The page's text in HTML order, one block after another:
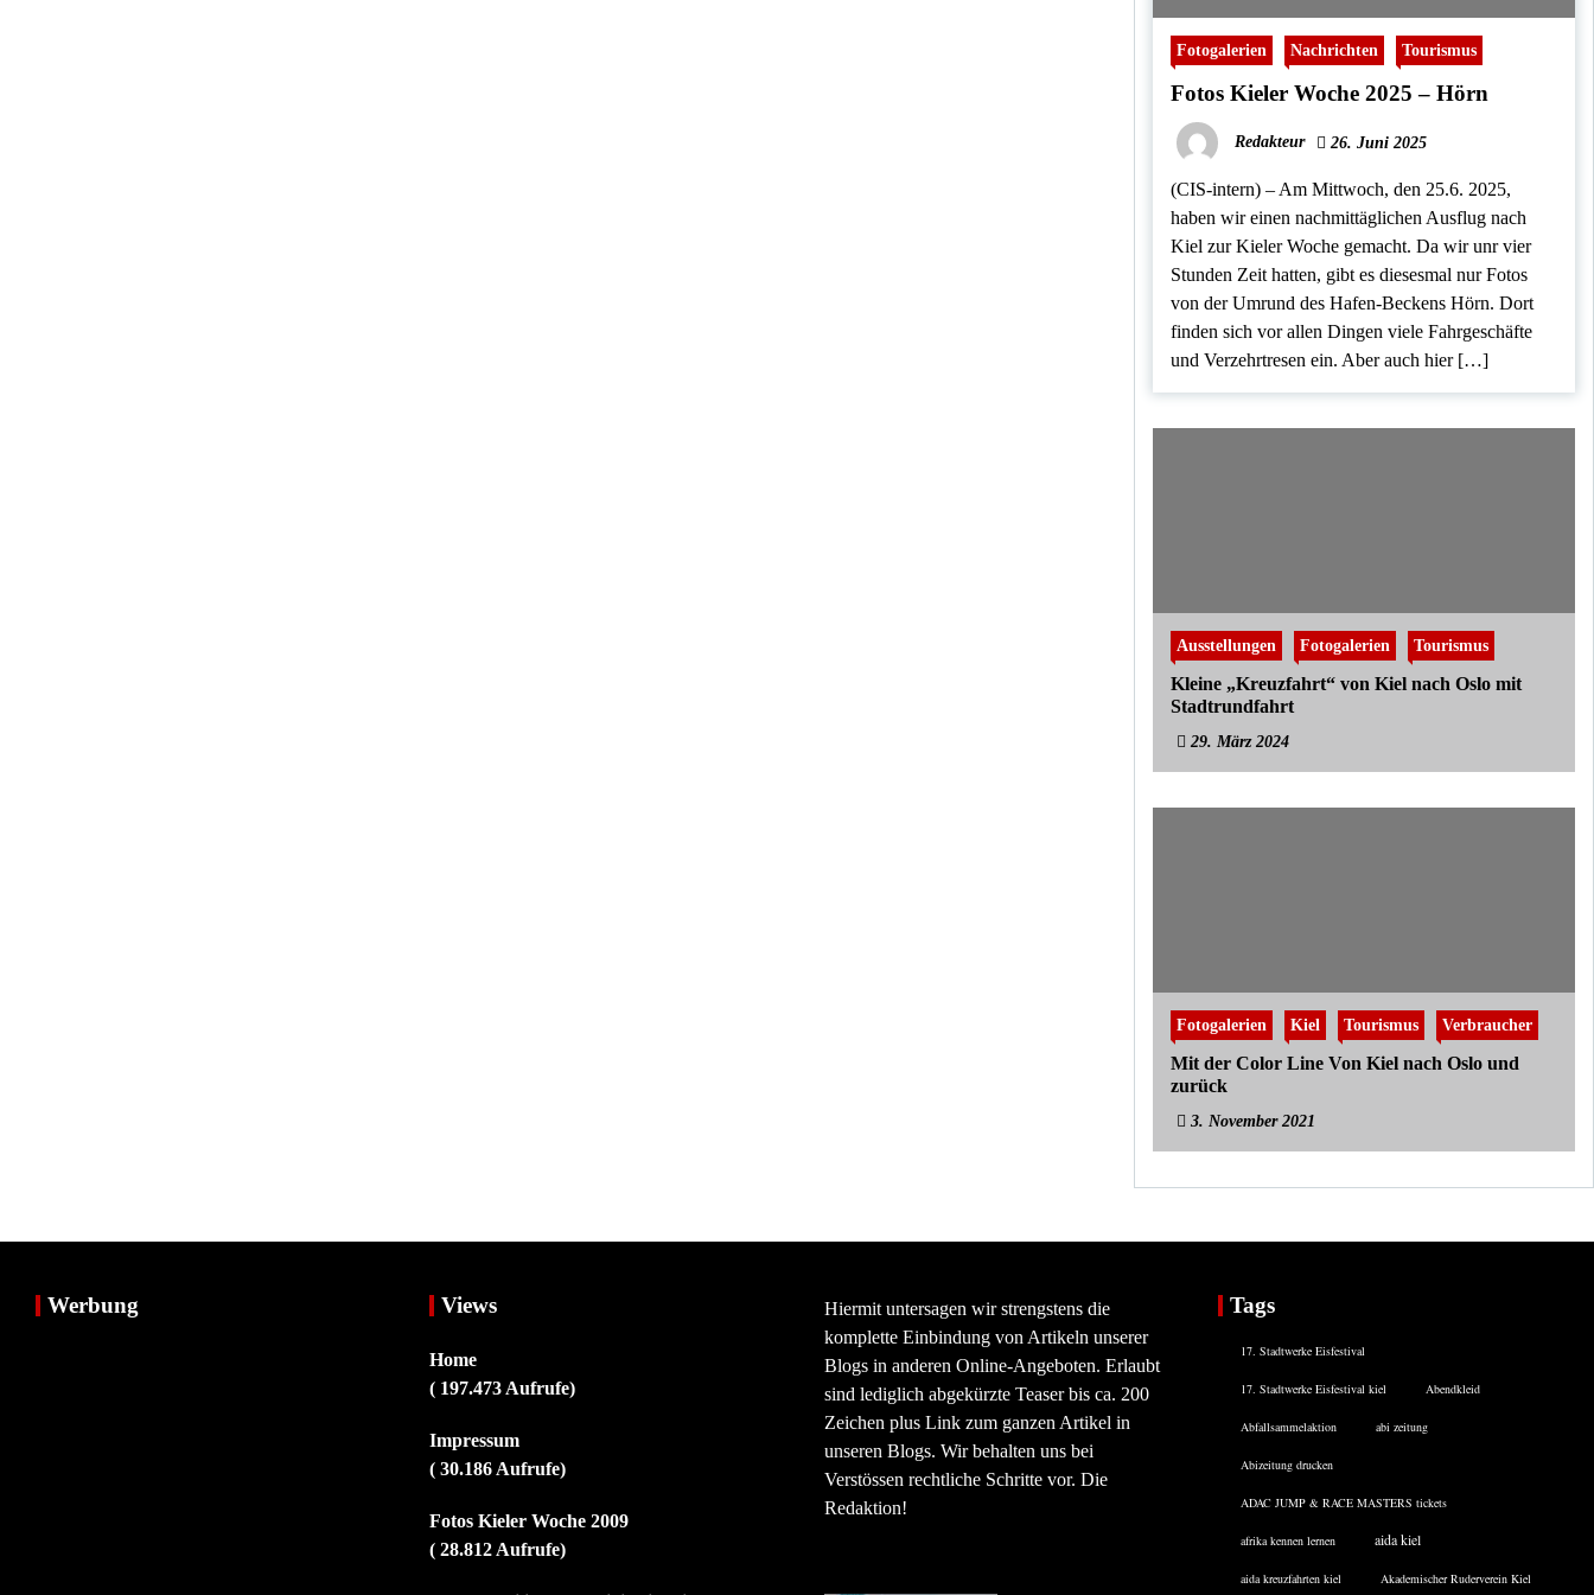
Fotogalerien Nachrichten Tourismus
Fotos Kieler Woche 2025 – Hörn
Redakteur 26. Juni 2025
(CIS-intern) – Am Mittwoch, den 25.6. 2025,
haben wir einen nachmittäglichen Ausflug nach
Kiel zur Kieler Woche gemacht. Da wir unr vier
Stunden Zeit hatten, gibt es diesesmal nur Fotos
von der Umrund des Hafen-Beckens Hörn. Dort
finden sich vor allen Dingen viele Fahrgeschäfte
und Verzehrtresen ein. Aber auch hier […]
Ausstellungen Fotogalerien Tourismus
Kleine „Kreuzfahrt“ von Kiel nach Oslo mit
Stadtrundfahrt
29. März 2024
Fotogalerien Kiel Tourismus Verbraucher
Mit der Color Line Von Kiel nach Oslo und
zurück
3. November 2021
Werbung Views
Home
( 197.473 Aufrufe)
Impressum
( 30.186 Aufrufe)
Fotos Kieler Woche 2009
( 28.812 Aufrufe)
Hiermit untersagen wir strengstens die
komplette Einbindung von Artikeln unserer
Blogs in anderen Online-Angeboten. Erlaubt
sind lediglich abgekürzte Teaser bis ca. 200
Zeichen plus Link zum ganzen Artikel in
unseren Blogs. Wir behalten uns bei
Verstössen rechtliche Schritte vor. Die
Redaktion!
Tags
17. Stadtwerke Eisfestival
17. Stadtwerke Eisfestival kiel Abendkleid
Abfallsammelaktion abi zeitung
Abizeitung drucken
ADAC JUMP & RACE MASTERS tickets
afrika kennen lernen aida kiel
aida kreuzfahrten kiel Akademischer Ruderverein Kiel